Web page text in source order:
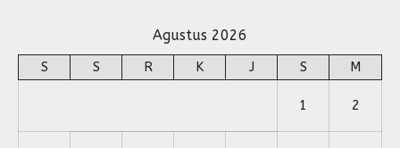
Agustus 2026
S S R K J S M
1 2